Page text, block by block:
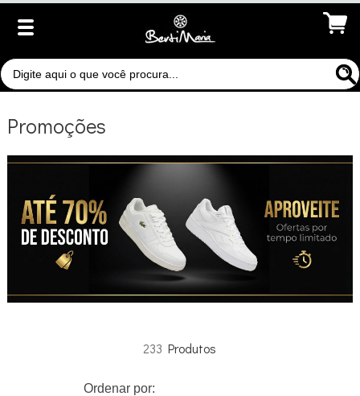
Promoções
233
Ordenar por: